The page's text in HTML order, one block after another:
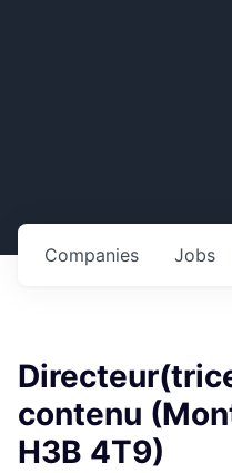
Jobs
Companies
contenu
H3B 4T9)